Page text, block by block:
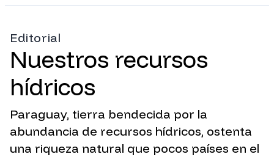
Editorial
Nuestros recursos
hídricos
Paraguay, tierra bendecida por la
abundancia de recursos hídricos, ostenta
una riqueza natural que pocos países en el